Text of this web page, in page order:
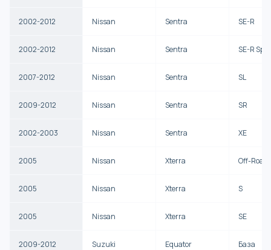
2002-2012 Nissan Sentra SE-R
2002-2012 Nissan Sentra SE-R
2007-2012 Nissan Sentra SL
2009-2012 Nissan Sentra SR
2002-2003 Nissan Sentra XE
2005 Nissan Xterra Off-Road
2005 Nissan Xterra S
2005 Nissan Xterra SE
2009-2012 Suzuki Equator База